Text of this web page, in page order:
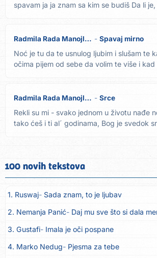
spavam ja ja znam sa kim se budiš Da li
Radmila Rada Manojlović Spavaj mirno
Noć je tu da te usnulog ljubim i slušam te
očima pijem od sebe da volim te više i
Radmila Rada Manojlović Srce
Rekli su mi - svako jednom u životu nađe
tako ćeš i ti al´ godinama, Bog je svedok
100 novih tekstova
1. Ruswaj Sada znam, to je ljubav
2. Nemanja Panić Daj mu sve što si dala
3. Gustafi Imala je oči pospane
4. Marko Nedug Pjesma za tebe